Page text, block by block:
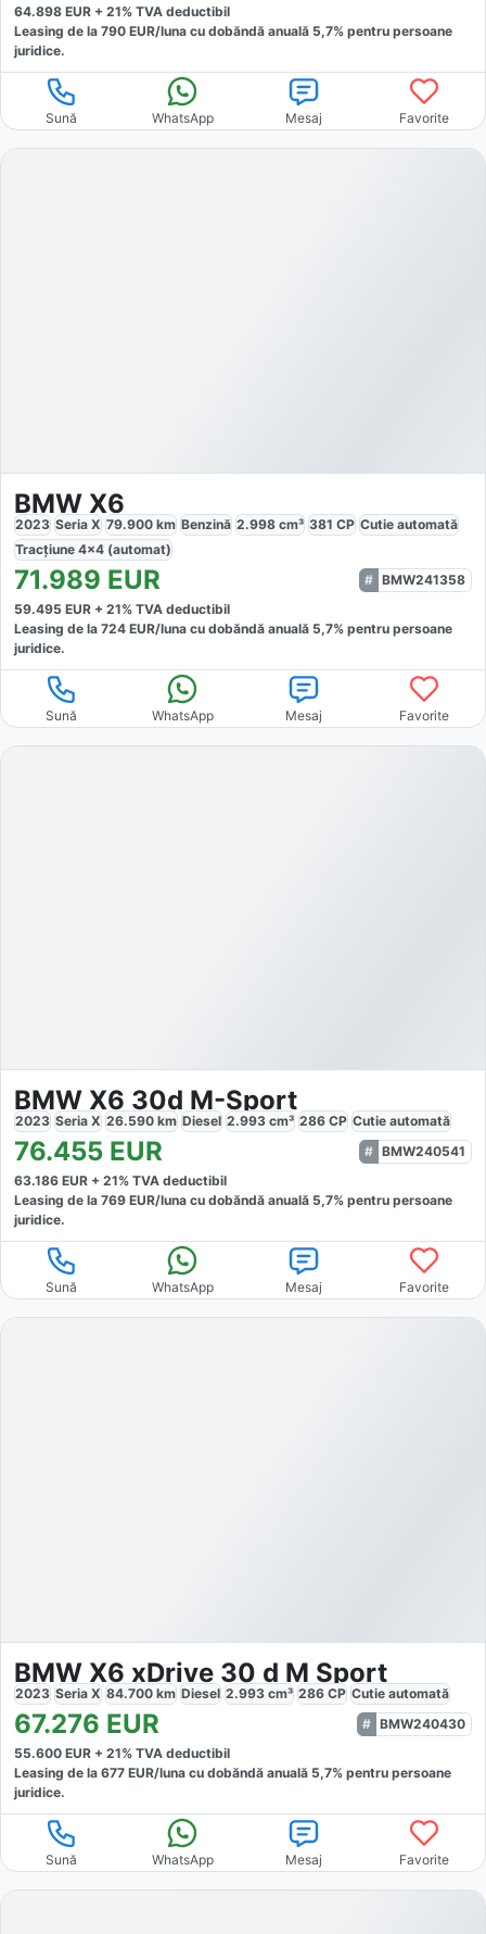
64.898 EUR + 21% TVA deductibil
Leasing de la 790 EUR/luna cu dobăndă anuală 5,7% pentru persoane
juridice.
Sună WhatsApp Mesaj Favorite
BMW X6
2023 Seria X 79.900 km Benzină 2.998 cm³ 381 CP Cutie automată
Tracțiune 4x4 (automat)
71.989 EUR
BMW241358
59.495 EUR + 21% TVA deductibil
Leasing de la 724 EUR/luna cu dobăndă anuală 5,7% pentru persoane
juridice.
Sună WhatsApp Mesaj Favorite
BMW X6 30d M-Sport
2023 Seria X 26.590 km Diesel 2.993 cm³ 286 CP Cutie automată
76.455 EUR
BMW240541
63.186 EUR + 21% TVA deductibil
Leasing de la 769 EUR/luna cu dobăndă anuală 5,7% pentru persoane
juridice.
Sună WhatsApp Mesaj Favorite
BMW X6 xDrive 30 d M Sport
2023 Seria X 84.700 km Diesel 2.993 cm³ 286 CP Cutie automată
67.276 EUR
BMW240430
55.600 EUR + 21% TVA deductibil
Leasing de la 677 EUR/luna cu dobăndă anuală 5,7% pentru persoane
juridice.
Sună WhatsApp Mesaj Favorite